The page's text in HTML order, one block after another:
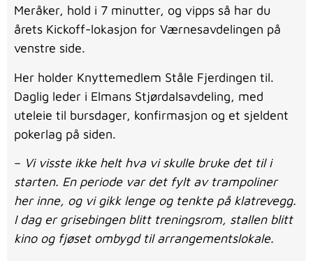
Meråker, hold i 7 minutter, og vipps så har du
årets Kickoff-lokasjon for Værnesavdelingen på
venstre side.
Her holder Knyttemedlem Ståle Fjerdingen til.
Daglig leder i Elmans Stjørdalsavdeling, med
uteleie til bursdager, konfirmasjon og et sjeldent
pokerlag på siden.
– Vi visste ikke helt hva vi skulle bruke det til i
starten. En periode var det fylt av trampoliner
her inne, og vi gikk lenge og tenkte på klatrevegg.
I dag er grisebingen blitt treningsrom, stallen blitt
kino og fjøset ombygd til arrangementslokale.